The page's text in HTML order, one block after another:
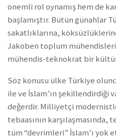
önemli rol oynamış hem de
başlamıştır. Bütün günahlar
sakatlıklarına,
Jakoben toplum
mühendis-teknokrat bir
Söz konusu ülke Türkiye
ile ve İslam’ın şekillendirdiği
değerdir. Milliyetçi
tebaasının karşılaşmasında,
tüm “devrimleri” İslam’ı yok